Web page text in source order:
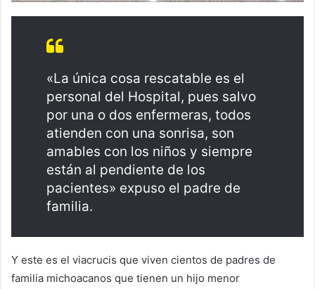
«La única cosa rescatable es el
personal del Hospital, pues salvo
por una o dos enfermeras, todos
atienden con una sonrisa, son
amables con los niños y siempre
están al pendiente de los
pacientes» expuso el padre de
familia.
Y este es el viacrucis que viven cientos de padres de
familia michoacanos que tienen un hijo menor